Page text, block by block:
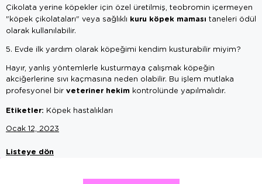
Çikolata yerine köpekler için özel üretilmiş, teobromin içermeyen
"köpek çikolataları" veya sağlıklı kuru köpek maması taneleri ödül
olarak kullanılabilir.
5. Evde ilk yardım olarak köpeğimi kendim kusturabilir miyim?
Hayır, yanlış yöntemlerle kusturmaya çalışmak köpeğin
akciğerlerine sıvı kaçmasına neden olabilir. Bu işlem mutlaka
profesyonel bir veteriner hekim kontrolünde yapılmalıdır.
Etiketler: Köpek hastalıkları
Ocak 12, 2023
Listeye dön